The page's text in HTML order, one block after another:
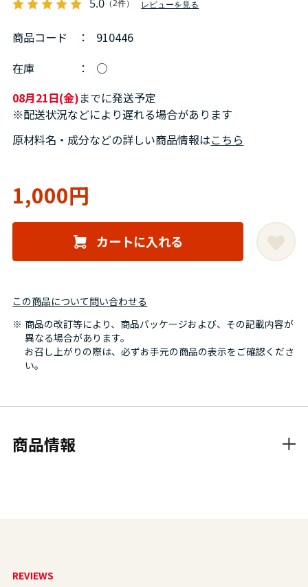
5.0 （2件） レビューを見る
1,000円
商品コード ：
910446
在庫
：
○
08月21日(金)までに発送予定
※配送状況などにより遅れる場合があります
原材料名・成分などの詳しい商品情報はこちら
カートに入れる
この商品について問い合わせる
商品の改訂等により、商品パッケージおよび、その記載内容が
異なる場合があります。
お召し上がりの際は、必ずお手元の商品の表示をご確認くださ
い。
商品情報
REVIEWS